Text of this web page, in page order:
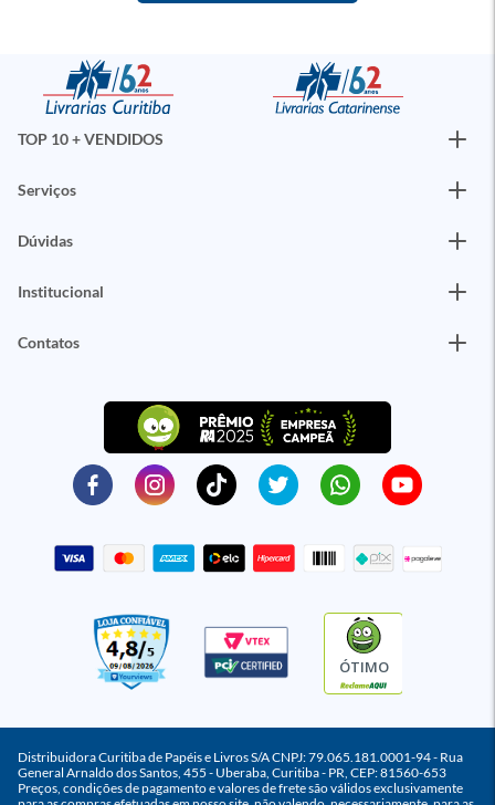
TOP 10 + VENDIDOS
Serviços
Dúvidas
Institucional
Contatos
ÓTIMO
Distribuidora Curitiba de Papéis e Livros S/A CNPJ: 79.065.181.0001-94 - Rua
General Arnaldo dos Santos, 455 - Uberaba, Curitiba - PR, CEP: 81560-653
Preços, condições de pagamento e valores de frete são válidos exclusivamente